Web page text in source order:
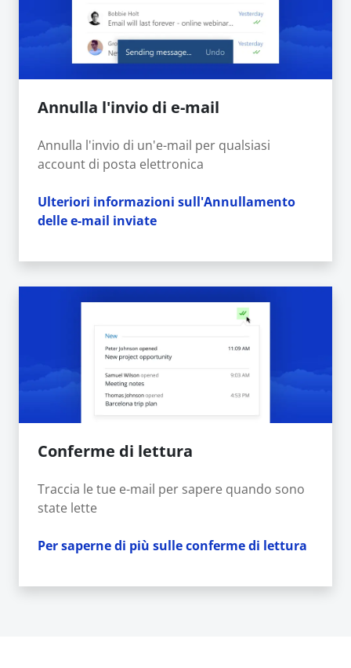
Annulla l'invio di e-mail
Annulla l'invio di un'e-mail per qualsiasi
account di posta elettronica
Ulteriori informazioni sull'Annullamento
delle e-mail inviate
Conferme di lettura
Traccia le tue e-mail per sapere quando sono
state lette
Per saperne di più sulle conferme di lettura